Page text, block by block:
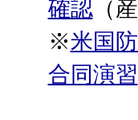
確認（
※米国
合同演習